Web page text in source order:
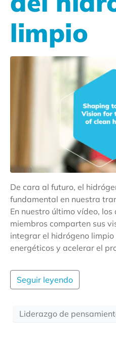
limpio
De cara al futuro, el
fundamental en nuestra
En nuestro último vídeo,
miembros comparten sus
integrar el hidrógeno
energéticos y acelerar el
Seguir leyendo
Liderazgo de